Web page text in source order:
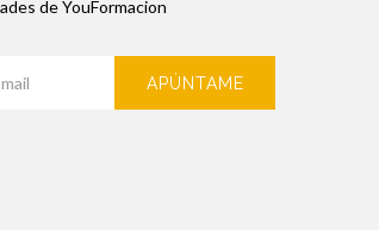
de YouFormacion
APÚNTAME